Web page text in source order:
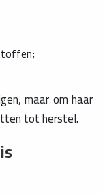
maar om haar
tot herstel.